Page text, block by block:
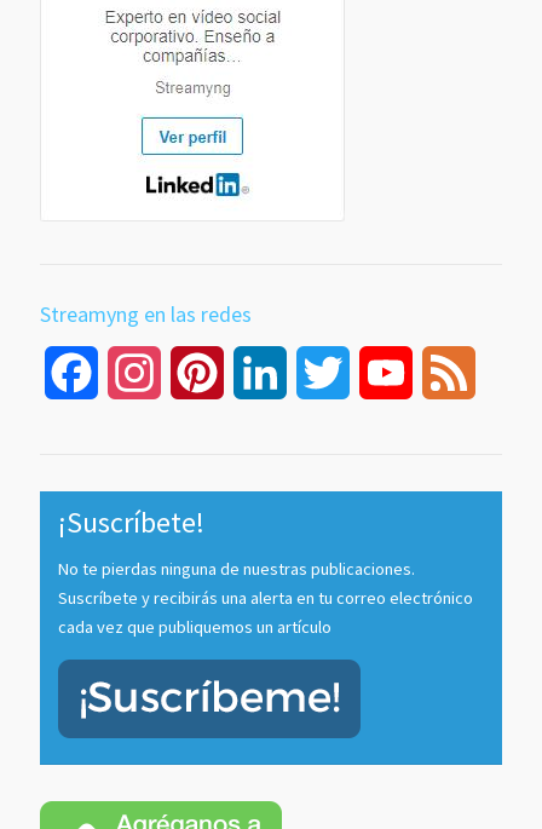
Streamyng en las redes
Facebook InstagramPinterest LinkedIn Twitter YouTube
¡Suscríbete!
No te pierdas ninguna de nuestras publicaciones.
Suscríbete y recibirás una alerta en tu correo electrónico
cada vez que publiquemos un artículo